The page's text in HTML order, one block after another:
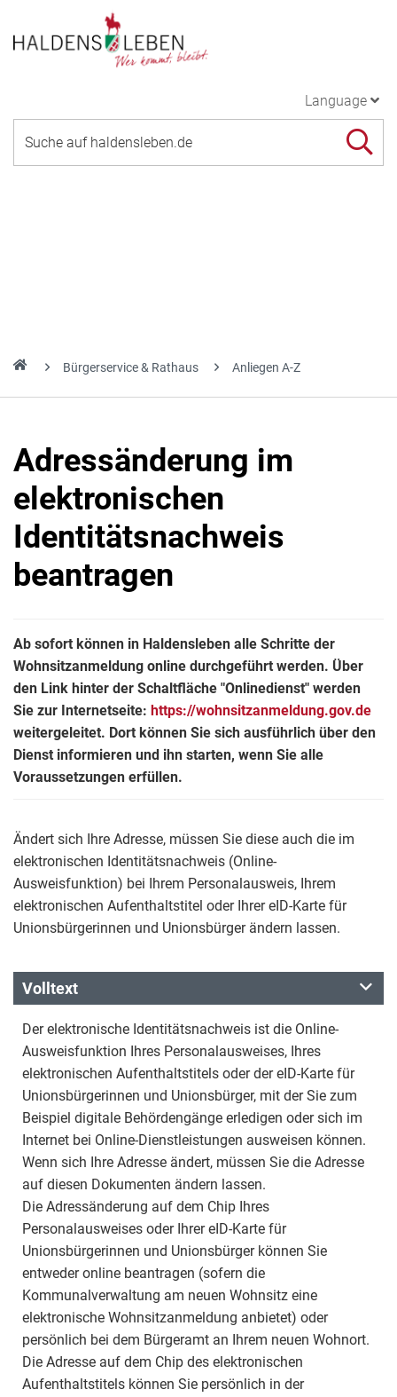
Language
Bürgerservice & Rathaus Anliegen A-Z
Adressänderung im
elektronischen
Identitätsnachweis
beantragen
Ab sofort können in Haldensleben alle Schritte der
Wohnsitzanmeldung online durchgeführt werden. Über
den Link hinter der Schaltfläche "Onlinedienst" werden
Sie zur Internetseite: https://wohnsitzanmeldung.gov.de
weitergeleitet. Dort können Sie sich ausführlich über den
Dienst informieren und ihn starten, wenn Sie alle
Voraussetzungen erfüllen.
Ändert sich Ihre Adresse, müssen Sie diese auch die im
elektronischen Identitätsnachweis (Online-
Ausweisfunktion) bei Ihrem Personalausweis, Ihrem
elektronischen Aufenthaltstitel oder Ihrer eID-Karte für
Unionsbürgerinnen und Unionsbürger ändern lassen.
Volltext
Der elektronische Identitätsnachweis ist die Online-
Ausweisfunktion Ihres Personalausweises, Ihres
elektronischen Aufenthaltstitels oder der eID-Karte für
Unionsbürgerinnen und Unionsbürger, mit der Sie zum
Beispiel digitale Behördengänge erledigen oder sich im
Internet bei Online-Dienstleistungen ausweisen können.
Wenn sich Ihre Adresse ändert, müssen Sie die Adresse
auf diesen Dokumenten ändern lassen.
Die Adressänderung auf dem Chip Ihres
Personalausweises oder Ihrer eID-Karte für
Unionsbürgerinnen und Unionsbürger können Sie
entweder online beantragen (sofern die
Kommunalverwaltung am neuen Wohnsitz eine
elektronische Wohnsitzanmeldung anbietet) oder
persönlich bei dem Bürgeramt an Ihrem neuen Wohnort.
Die Adresse auf dem Chip des elektronischen
Aufenthaltstitels können Sie persönlich in der